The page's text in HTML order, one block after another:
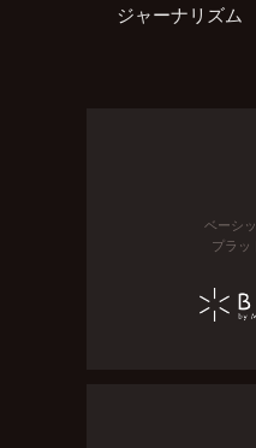
ジャーナリズム
ベーシ
プラッ